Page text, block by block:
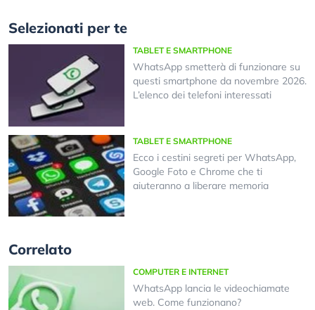
Selezionati per te
TABLET E SMARTPHONE
WhatsApp smetterà di funzionare su
questi smartphone da novembre 2026.
L’elenco dei telefoni interessati
TABLET E SMARTPHONE
Ecco i cestini segreti per WhatsApp,
Google Foto e Chrome che ti
aiuteranno a liberare memoria
Correlato
COMPUTER E INTERNET
WhatsApp lancia le videochiamate
web. Come funzionano?